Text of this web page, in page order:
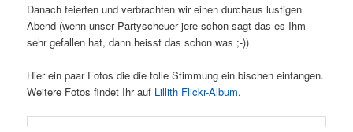
Danach feierten und verbrachten wir einen durchaus lustigen
Abend (wenn unser Partyscheuer jere schon sagt das es Ihm
sehr gefallen hat, dann heisst das schon was ;-))
Hier ein paar Fotos die die tolle Stimmung ein bischen einfangen.
Weitere Fotos findet Ihr auf Lillith Flickr-Album.